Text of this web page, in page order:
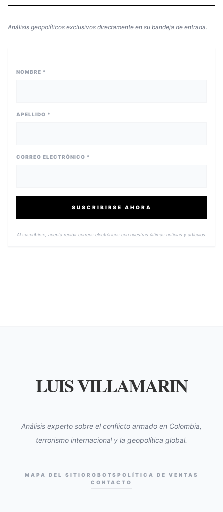
Análisis geopolíticos exclusivos directamente en su bandeja de entrada.
NOMBRE *
APELLIDO *
CORREO ELECTRÓNICO *
SUSCRIBIRSE AHORA
Al suscribirse, acepta recibir correos electrónicos con nuestras últimas noticias y artículos.
LUIS VILLAMARIN
Análisis experto sobre el conflicto armado en Colombia,
terrorismo internacional y la geopolítica global.
MAPA DEL SITIO ROBOTS POLÍTICA DE VENTAS
CONTACTO